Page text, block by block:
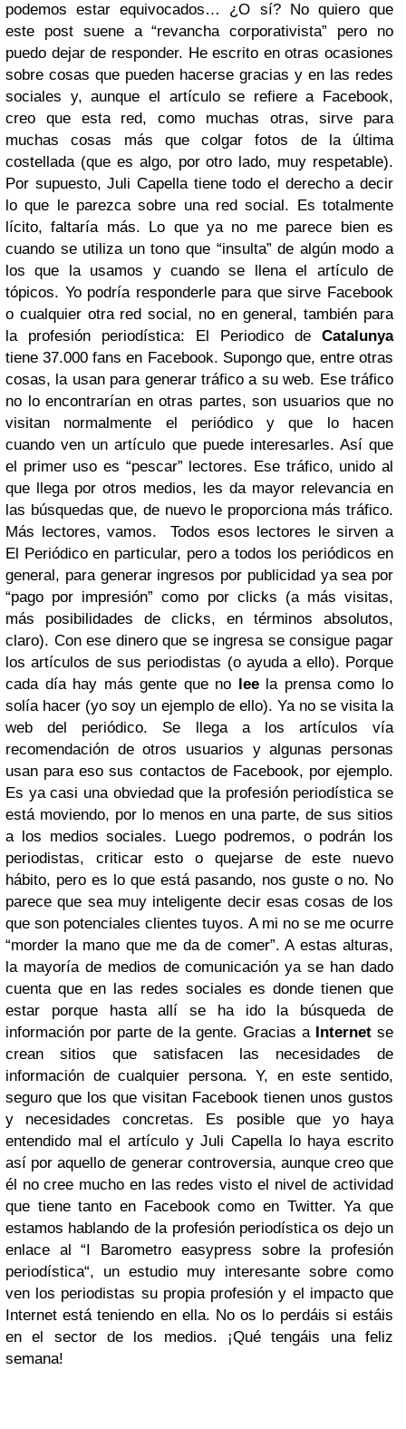
podemos estar equivocados… ¿O sí? No quiero que
este post suene a “revancha corporativista” pero no
puedo dejar de responder. He escrito en otras ocasiones
sobre cosas que pueden hacerse gracias y en las redes
sociales y, aunque el artículo se refiere a Facebook,
creo que esta red, como muchas otras, sirve para
muchas cosas más que colgar fotos de la última
costellada (que es algo, por otro lado, muy respetable).
Por supuesto, Juli Capella tiene todo el derecho a decir
lo que le parezca sobre una red social. Es totalmente
lícito, faltaría más. Lo que ya no me parece bien es
cuando se utiliza un tono que “insulta” de algún modo a
los que la usamos y cuando se llena el artículo de
tópicos. Yo podría responderle para que sirve Facebook
o cualquier otra red social, no en general, también para
la profesión periodística: El Periodico de Catalunya
tiene 37.000 fans en Facebook. Supongo que, entre otras
cosas, la usan para generar tráfico a su web. Ese tráfico
no lo encontrarían en otras partes, son usuarios que no
visitan normalmente el periódico y que lo hacen
cuando ven un artículo que puede interesarles. Así que
el primer uso es “pescar” lectores. Ese tráfico, unido al
que llega por otros medios, les da mayor relevancia en
las búsquedas que, de nuevo le proporciona más tráfico.
Más lectores, vamos. Todos esos lectores le sirven a
El Periódico en particular, pero a todos los periódicos en
general, para generar ingresos por publicidad ya sea por
“pago por impresión” como por clicks (a más visitas,
más posibilidades de clicks, en términos absolutos,
claro). Con ese dinero que se ingresa se consigue pagar
los artículos de sus periodistas (o ayuda a ello). Porque
cada día hay más gente que no leela prensa como lo
solía hacer (yo soy un ejemplo de ello). Ya no se visita la
web del periódico. Se llega a los artículos vía
recomendación de otros usuarios y algunas personas
usan para eso sus contactos de Facebook, por ejemplo.
Es ya casi una obviedad que la profesión periodística se
está moviendo, por lo menos en una parte, de sus sitios
a los medios sociales. Luego podremos, o podrán los
periodistas, criticar esto o quejarse de este nuevo
hábito, pero es lo que está pasando, nos guste o no. No
parece que sea muy inteligente decir esas cosas de los
que son potenciales clientes tuyos. A mi no se me ocurre
“morder la mano que me da de comer”. A estas alturas,
la mayoría de medios de comunicación ya se han dado
cuenta que en las redes sociales es donde tienen que
estar porque hasta allí se ha ido la búsqueda de
información por parte de la gente. Gracias a Internet se
crean sitios que satisfacen las necesidades de
información de cualquier persona. Y, en este sentido,
seguro que los que visitan Facebook tienen unos gustos
y necesidades concretas. Es posible que yo haya
entendido mal el artículo y Juli Capella lo haya escrito
así por aquello de generar controversia, aunque creo que
él no cree mucho en las redes visto el nivel de actividad
que tiene tanto en Facebook como en Twitter. Ya que
estamos hablando de la profesión periodística os dejo un
enlace al “I Barometro easypress sobre la profesión
periodística“, un estudio muy interesante sobre como
ven los periodistas su propia profesión y el impacto que
Internet está teniendo en ella. No os lo perdáis si estáis
en el sector de los medios. ¡Qué tengáis una feliz
semana!